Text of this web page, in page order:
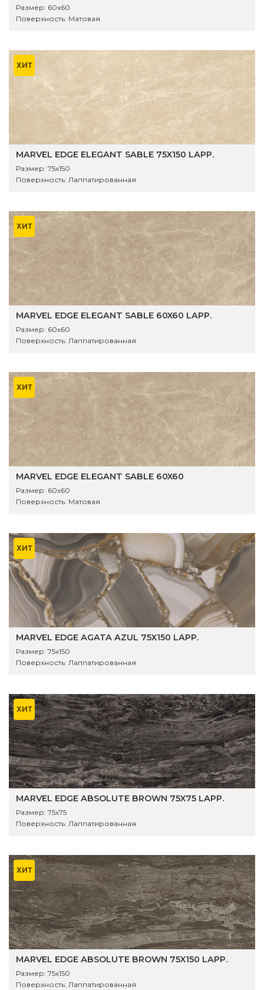
Размер: 60x60
Поверхность: Матовая
ХИТ
MARVEL EDGE ELEGANT SABLE 75X150 LAPP.
Размер: 75x150
Поверхность: Лаппатированная
ХИТ
MARVEL EDGE ELEGANT SABLE 60X60 LAPP.
Размер: 60x60
Поверхность: Лаппатированная
ХИТ
MARVEL EDGE ELEGANT SABLE 60X60
Размер: 60x60
Поверхность: Матовая
ХИТ
MARVEL EDGE AGATA AZUL 75X150 LAPP.
Размер: 75x150
Поверхность: Лаппатированная
ХИТ
MARVEL EDGE ABSOLUTE BROWN 75X75 LAPP.
Размер: 75x75
Поверхность: Лаппатированная
ХИТ
MARVEL EDGE ABSOLUTE BROWN 75X150 LAPP.
Размер: 75x150
Поверхность: Лаппатированная